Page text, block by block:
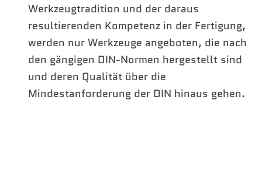
Werkzeugtradition und der daraus
resultierenden Kompetenz in der Fertigung,
werden nur Werkzeuge angeboten, die nach
den gängigen DIN-Normen hergestellt sind
und deren Qualität über die
Mindestanforderung der DIN hinaus gehen.